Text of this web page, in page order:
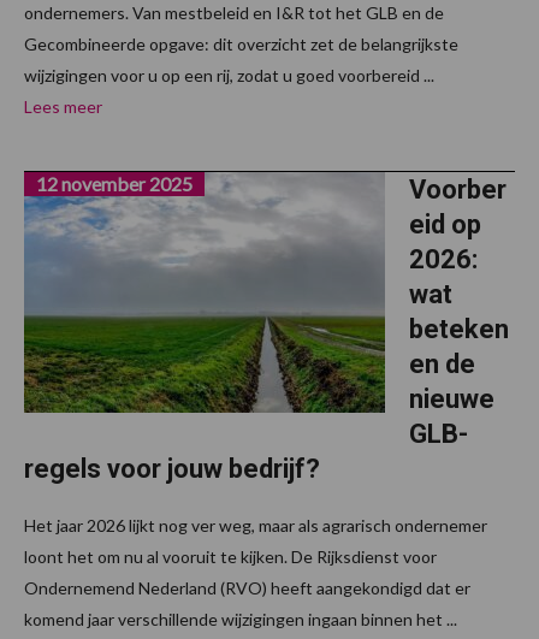
ondernemers. Van mestbeleid en I&R tot het GLB en de
Gecombineerde opgave: dit overzicht zet de belangrijkste
wijzigingen voor u op een rij, zodat u goed voorbereid ...
Lees meer
Voorber
eid op
2026:
wat
beteken
en de
nieuwe
GLB-
regels voor jouw bedrijf?
12 november 2025
Het jaar 2026 lijkt nog ver weg, maar als agrarisch ondernemer
loont het om nu al vooruit te kijken. De Rijksdienst voor
Ondernemend Nederland (RVO) heeft aangekondigd dat er
komend jaar verschillende wijzigingen ingaan binnen het ...